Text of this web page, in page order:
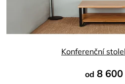
5
Konferenční
od 8 600